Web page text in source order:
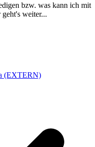
bzw. was kann ich mit
weiter...
(EXTERN)